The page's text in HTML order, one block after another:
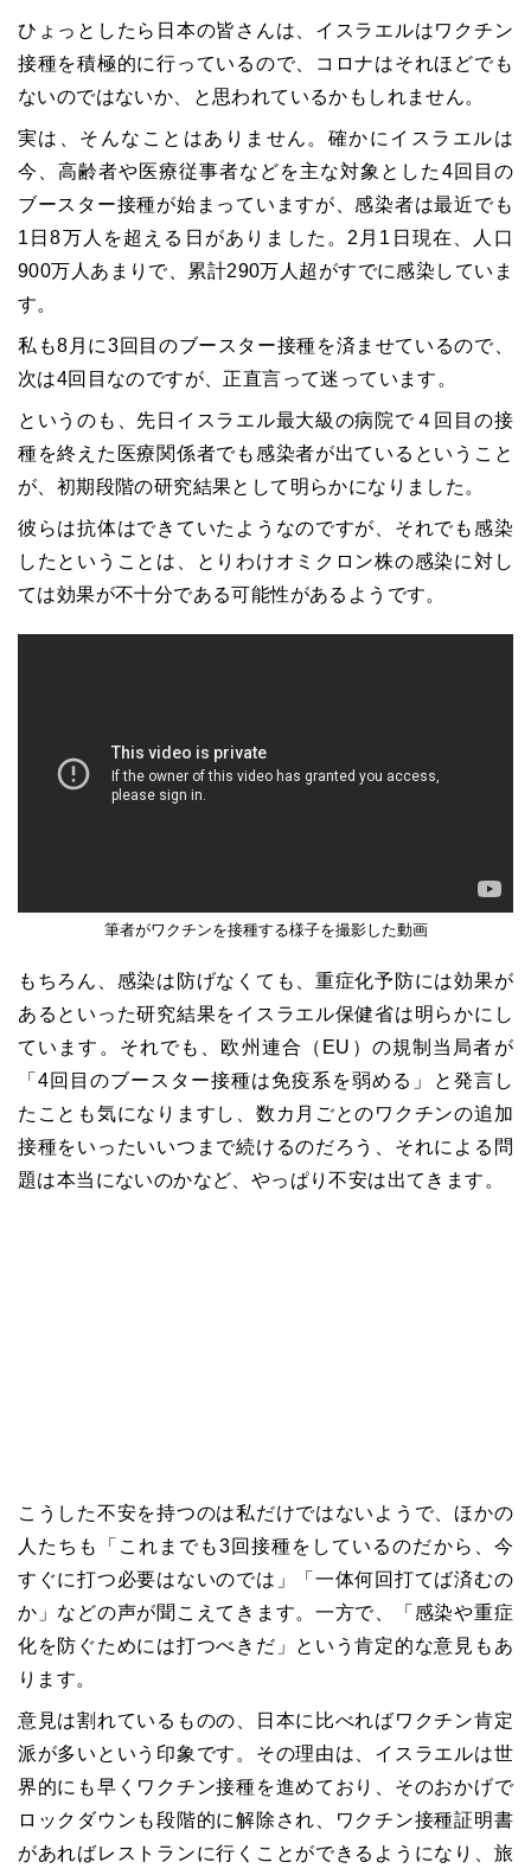
ひょっとしたら日本の皆さんは、イスラエルはワクチン
接種を積極的に行っているので、コロナはそれほどでも
ないのではないか、と思われているかもしれません。
実は、そんなことはありません。確かにイスラエルは
今、高齢者や医療従事者などを主な対象とした4回目の
ブースター接種が始まっていますが、感染者は最近でも
1日8万人を超える日がありました。2月1日現在、人口
900万人あまりで、累計290万人超がすでに感染していま
す。
私も8月に3回目のブースター接種を済ませているので、
次は4回目なのですが、正直言って迷っています。
というのも、先日イスラエル最大級の病院で４回目の接
種を終えた医療関係者でも感染者が出ているということ
が、初期段階の研究結果として明らかになりました。
彼らは抗体はできていたようなのですが、それでも感染
したということは、とりわけオミクロン株の感染に対し
ては効果が不十分である可能性があるようです。
筆者がワクチンを接種する様子を撮影した動画
もちろん、感染は防げなくても、重症化予防には効果が
あるといった研究結果をイスラエル保健省は明らかにし
ています。それでも、欧州連合（EU）の規制当局者が
「4回目のブースター接種は免疫系を弱める」と発言し
たことも気になりますし、数カ月ごとのワクチンの追加
接種をいったいいつまで続けるのだろう、それによる問
題は本当にないのかなど、やっぱり不安は出てきます。
こうした不安を持つのは私だけではないようで、ほかの
人たちも「これまでも3回接種をしているのだから、今
すぐに打つ必要はないのでは」「一体何回打てば済むの
か」などの声が聞こえてきます。一方で、「感染や重症
化を防ぐためには打つべきだ」という肯定的な意見もあ
ります。
意見は割れているものの、日本に比べればワクチン肯定
派が多いという印象です。その理由は、イスラエルは世
界的にも早くワクチン接種を進めており、そのおかげで
ロックダウンも段階的に解除され、ワクチン接種証明書
があればレストランに行くことができるようになり、旅